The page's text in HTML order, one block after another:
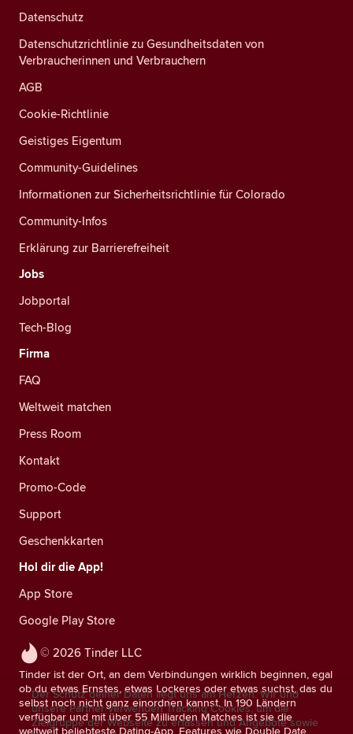
© 2026 Tinder LLC
Tinder ist der Ort, an dem Verbindungen wirklich beginnen, egal
ob du etwas Ernstes, etwas Lockeres oder etwas suchst, das du
selbst noch nicht ganz einordnen kannst. In 190 Ländern
verfügbar und mit über 55 Milliarden Matches ist sie die
weltweit beliebteste Dating-App. Features wie Double Date,
Datenschutz
Datenschutzrichtlinie zu Gesundheitsdaten von
Verbraucherinnen und Verbrauchern
AGB
Cookie-Richtlinie
Geistiges Eigentum
Community-Guidelines
Informationen zur Sicherheitsrichtlinie für Colorado
Community-Infos
Erklärung zur Barrierefreiheit
Jobs
Jobportal
Tech-Blog
Firma
FAQ
Weltweit matchen
Press Room
Kontakt
Promo-Code
Support
Geschenkkarten
Hol dir die App!
App Store
Google Play Store
Der Schutz deiner Daten liegt uns am Herzen. Wir und
unsere Partner verwenden Tracking Cookies, um die
Zielgruppe der Webseite zu erfassen und Angebote sowie